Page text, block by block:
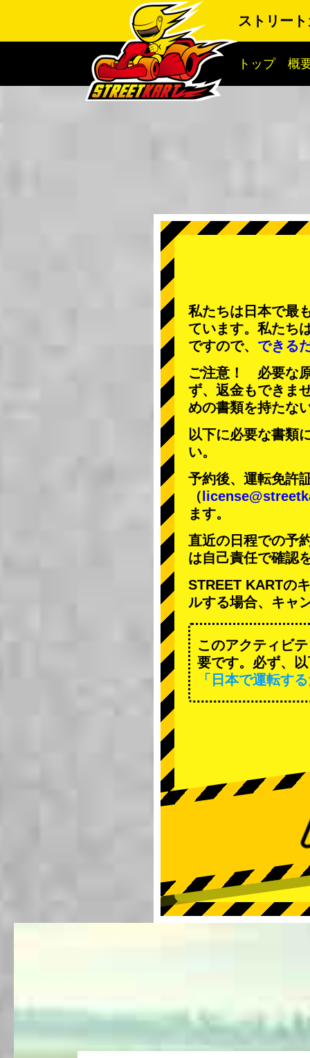
ストリー
トップ 概
私たちは日本で最
ています。私たち
ですので、 できる
ご注意！ 必要な
ず、返金もできま
めの書類を持たな
以下に必要な書類
い。
予約後、運転免許
（
ます。
直近の日程での予
は自己責任で確認
STREET KARTの
ルする場合、キャ
このアクティビ
要です。必ず、
「日本で運転す